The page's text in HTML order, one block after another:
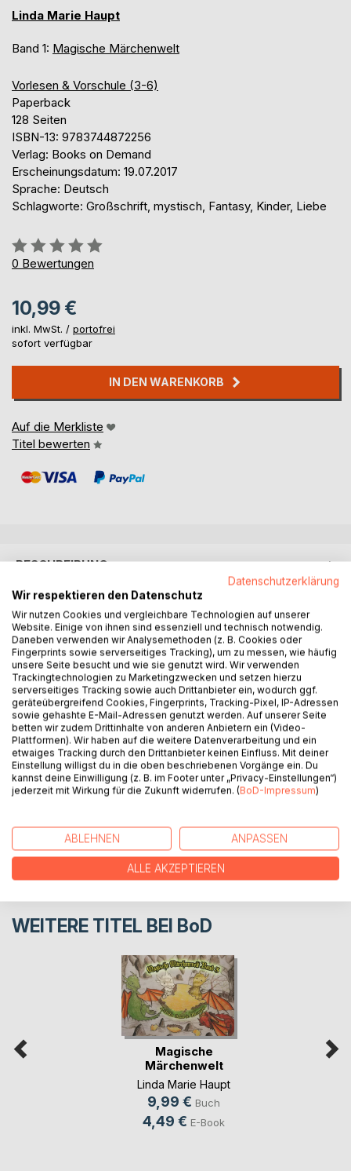
Linda Marie Haupt
Band 1: Magische Märchenwelt
Vorlesen & Vorschule (3-6)
Paperback
128 Seiten
ISBN-13: 9783744872256
Verlag: Books on Demand
Erscheinungsdatum: 19.07.2017
Sprache: Deutsch
Schlagworte: Großschrift, mystisch, Fantasy, Kinder, Liebe
Bewertung::
0%
0 Bewertungen
10,99 €
inkl. MwSt. / portofrei
sofort verfügbar
IN DEN WARENKORB
Auf die Merkliste
Titel bewerten
BESCHREIBUNG
Magier, Feen, Elfen, Meerjungfrauen und andere magische
Wesen tummeln sich in diesem Märchenbuch von Linda
Marie Haupt. Mit viel Gefühl erzählt sie Geschichten voller
Magie und Zauber.
Reise mit ihr in die Welt der magischen Wesen und lass
Dich verzaubern.
AUTOR/IN
PRESSESTIMMEN
WEITERE TITEL BEI BoD
Magische
Märchenwelt
Linda Marie Haupt
9,99 € Buch
4,49 € E-Book
Datenschutzerklärung
Wir respektieren den Datenschutz
Wir nutzen Cookies und vergleichbare Technologien auf unserer
Website. Einige von ihnen sind essenziell und technisch notwendig.
Daneben verwenden wir Analysemethoden (z. B. Cookies oder
Fingerprints sowie serverseitiges Tracking), um zu messen, wie häufig
unsere Seite besucht und wie sie genutzt wird. Wir verwenden
Trackingtechnologien zu Marketingzwecken und setzen hierzu
serverseitiges Tracking sowie auch Drittanbieter ein, wodurch ggf.
geräteübergreifend Cookies, Fingerprints, Tracking-Pixel, IP-Adressen
sowie gehashte E-Mail-Adressen genutzt werden. Auf unserer Seite
betten wir zudem Drittinhalte von anderen Anbietern ein (Video-
Plattformen). Wir haben auf die weitere Datenverarbeitung und ein
etwaiges Tracking durch den Drittanbieter keinen Einfluss. Mit deiner
Einstellung willigst du in die oben beschriebenen Vorgänge ein. Du
kannst deine Einwilligung (z. B. im Footer unter „Privacy-Einstellungen“)
jederzeit mit Wirkung für die Zukunft widerrufen. (BoD-Impressum)
ABLEHNEN ANPASSEN
ALLE AKZEPTIEREN